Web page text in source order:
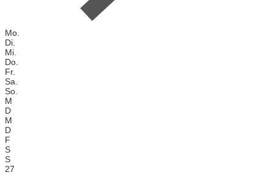
Mo.
Di.
Mi.
Do.
Fr.
Sa.
So.
M
D
M
D
F
S
S
27